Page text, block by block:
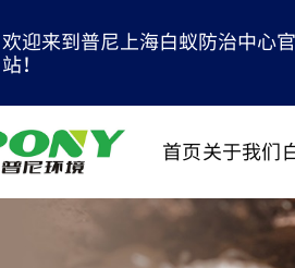
欢迎来到普尼上海白蚁防治中心
站！
首页关于我们